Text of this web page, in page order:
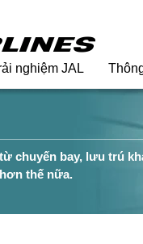
nghiệm JAL
chuyến bay, lưu trú
thế nữa.